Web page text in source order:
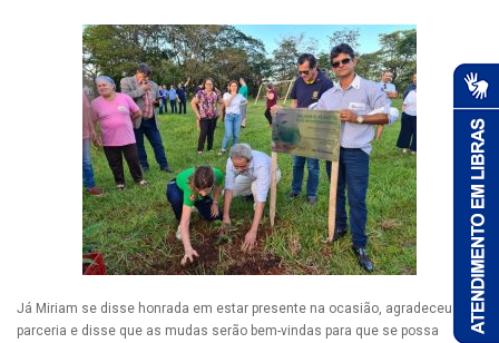
Já Miriam se disse honrada em estar presente na ocasião, agradeceu à
parceria e disse que as mudas serão bem-vindas para que se possa